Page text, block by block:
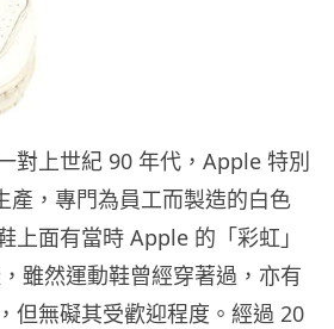
對上世紀 90 年代，Apple 特別
產，專門為員工而製造的白色
上面有當時 Apple 的「彩虹」
雖然運動鞋曾經穿著過，亦有
但無礙其受歡迎程度。經過 20